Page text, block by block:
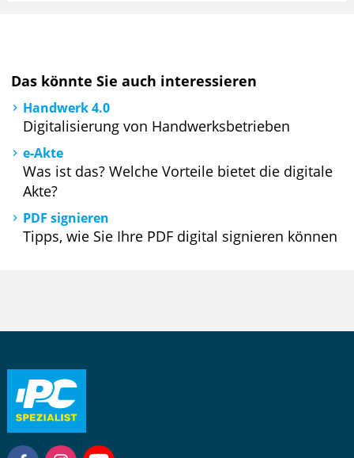
Das könnte Sie auch interessieren
Handwerk 4.0
Digitalisierung von Handwerksbetrieben
e-Akte
Was ist das? Welche Vorteile bietet die digitale
Akte?
PDF signieren
Tipps, wie Sie Ihre PDF digital signieren können